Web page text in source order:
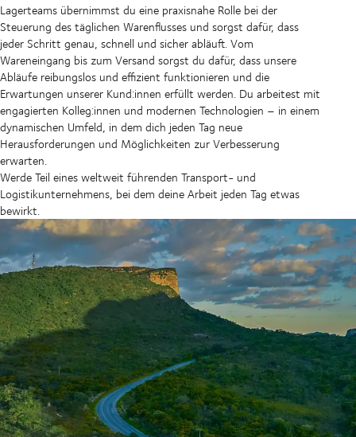
Lagerteams übernimmst du eine praxisnahe Rolle bei der
Steuerung des täglichen Warenflusses und sorgst dafür, dass
jeder Schritt genau, schnell und sicher abläuft. Vom
Wareneingang bis zum Versand sorgst du dafür, dass unsere
Abläufe reibungslos und effizient funktionieren und die
Erwartungen unserer Kund:innen erfüllt werden. Du arbeitest mit
engagierten Kolleg:innen und modernen Technologien – in einem
dynamischen Umfeld, in dem dich jeden Tag neue
Herausforderungen und Möglichkeiten zur Verbesserung
erwarten.
Werde Teil eines weltweit führenden Transport- und
Logistikunternehmens, bei dem deine Arbeit jeden Tag etwas
bewirkt.